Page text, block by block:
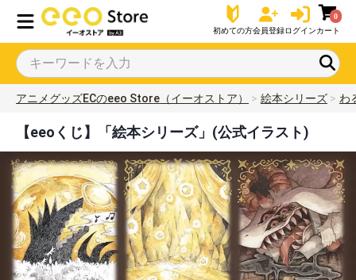
初めての方会員登録ログイン
0
カート
アニメグッズECのeeo Store（イーオストア） 絵本シリーズ わ
【eeoくじ】「絵本シリーズ」(公式イラスト)